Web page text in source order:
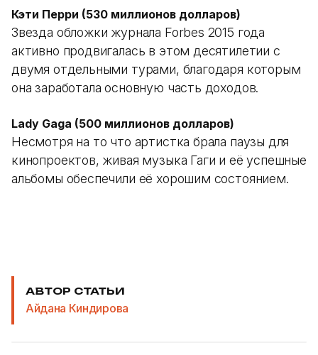
Кэти Перри (530 миллионов долларов)
Звезда обложки журнала Forbes 2015 года
активно продвигалась в этом десятилетии с
двумя отдельными турами, благодаря которым
она заработала основную часть доходов.
Lady Gaga (500 миллионов долларов)
Несмотря на то что артистка брала паузы для
кинопроектов, живая музыка Гаги и её успешные
альбомы обеспечили её хорошим состоянием.
АВТОР СТАТЬИ
Айдана Киндирова